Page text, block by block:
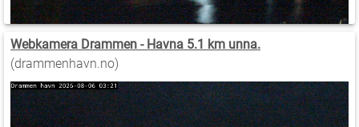
Webkamera Drammen - Havna 5.1 km unna.
(drammenhavn.no)